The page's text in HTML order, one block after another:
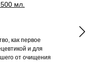
500 мл.
как первое
и для
от очищения